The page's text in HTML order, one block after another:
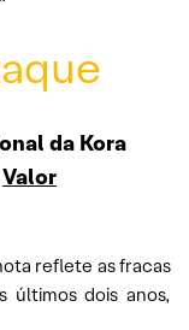
da Kora
Valor
reflete as fracas
últimos dois anos,